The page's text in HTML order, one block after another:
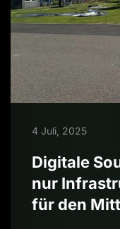
4 Juli, 2025
Digitale
nur
für den